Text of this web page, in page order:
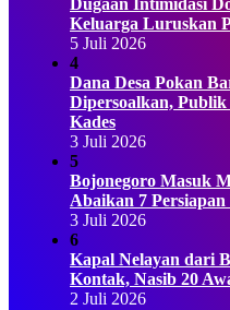
Dugaan Intimidasi
Keluarga Luruskan
5 Juli 2026
4
Dana Desa Pokan
Dipersoalkan,
Kades
3 Juli 2026
5
Bojonegoro Masuk
Abaikan 7
3 Juli 2026
6
Kapal Nelayan dari
Kontak, Nasib 20
2 Juli 2026